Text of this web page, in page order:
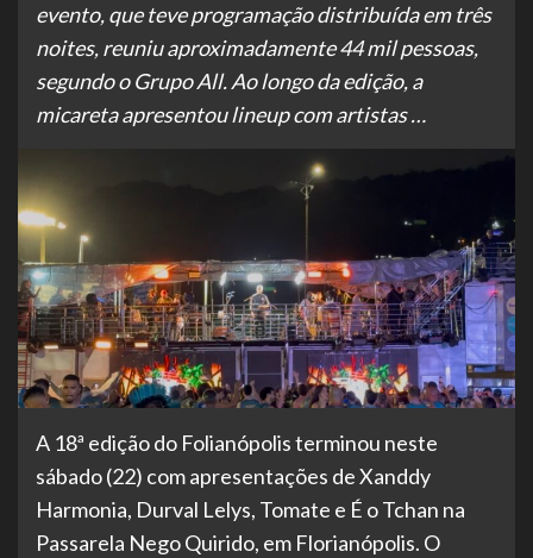
evento, que teve programação distribuída em três
noites, reuniu aproximadamente 44 mil pessoas,
segundo o Grupo All. Ao longo da edição, a
micareta apresentou lineup com artistas …
A 18ª edição do Folianópolis terminou neste
sábado (22) com apresentações de Xanddy
Harmonia, Durval Lelys, Tomate e É o Tchan na
Passarela Nego Quirido, em Florianópolis. O